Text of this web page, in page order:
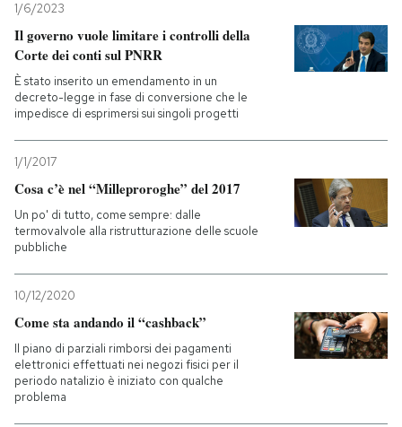
1/6/2023
Il governo vuole limitare i controlli della
Corte dei conti sul PNRR
È stato inserito un emendamento in un
decreto-legge in fase di conversione che le
impedisce di esprimersi sui singoli progetti
1/1/2017
Cosa c’è nel “Milleproroghe” del 2017
Un po' di tutto, come sempre: dalle
termovalvole alla ristrutturazione delle scuole
pubbliche
10/12/2020
Come sta andando il “cashback”
Il piano di parziali rimborsi dei pagamenti
elettronici effettuati nei negozi fisici per il
periodo natalizio è iniziato con qualche
problema